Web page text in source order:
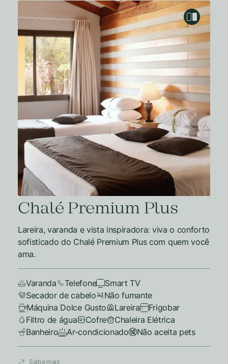
Chalé Premium Plus
Lareira, varanda e vista inspiradora: viva o conforto
sofisticado do Chalé Premium Plus com quem você
ama.
Varanda Telefone
Smart TV
Secador de cabelo
Não fumante
Máquina Dolce Gusto
Lareira
Frigobar
Filtro de água
Cofre
Chaleira Elétrica
Banheiro
Ar-condicionado Não aceita pets
Saiba mais